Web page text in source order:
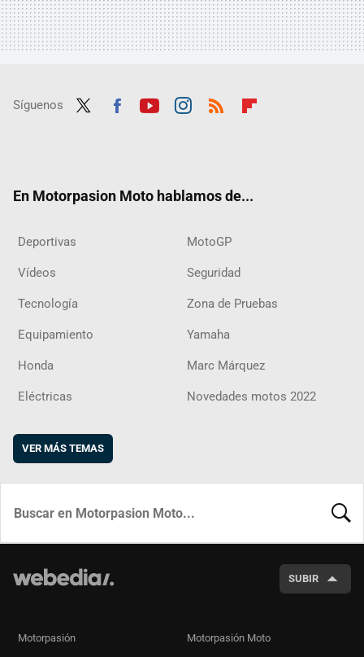
Síguenos
En Motorpasion Moto hablamos de...
Deportivas MotoGP
Vídeos Seguridad
Tecnología Zona de Pruebas
Equipamiento Yamaha
Honda Marc Márquez
Eléctricas Novedades motos 2022
VER MÁS TEMAS
SUBIR
Motorpasión Motorpasión Moto